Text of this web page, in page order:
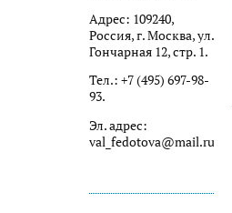
Адрес: 109240,
Россия, г. Москва, ул.
Гончарная 12, стр. 1.
Тел.: +7 (495) 697-98-
93.
Эл. адрес:
val_fedotova@mail.ru